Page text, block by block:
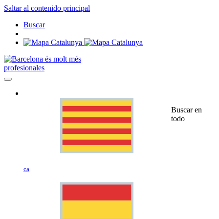
Saltar al contenido principal
Buscar
profesionales
ca
Buscar en
todo